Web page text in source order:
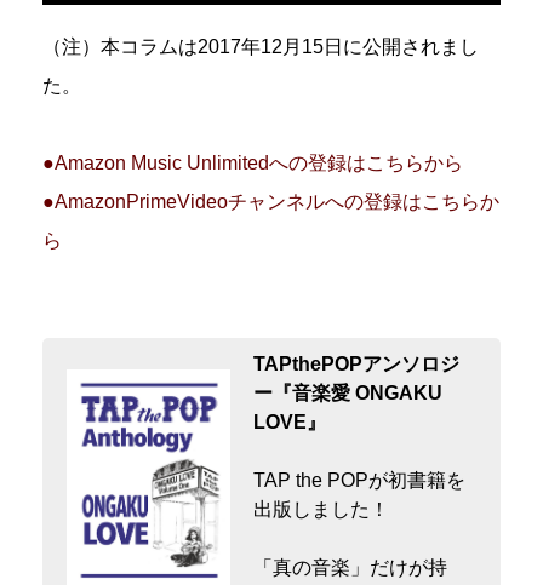
（注）本コラムは2017年12月15日に公開されまし
た。
●Amazon Music Unlimitedへの登録はこちらから
●AmazonPrimeVideoチャンネルへの登録はこちらか
ら
TAPthePOPアンソロジ
ー『音楽愛 ONGAKU
LOVE』
TAP the POPが初書籍を
出版しました！
「真の音楽」だけが持